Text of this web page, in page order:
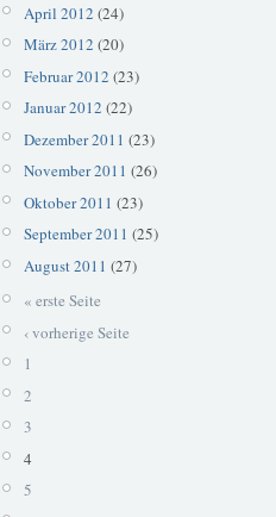
April 2012 (24)
März 2012 (20)
Februar 2012 (23)
Januar 2012 (22)
Dezember 2011 (23)
November 2011 (26)
Oktober 2011 (23)
September 2011 (25)
August 2011 (27)
« erste Seite
‹ vorherige Seite
1
2
3
4
5